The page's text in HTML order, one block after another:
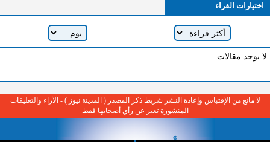
اختيارات القراء
لا يوجد مقالات
لا مانع من الإقتباس وإعادة النشر شريط ذكر المصدر ( المدينة نيوز ) - الآراء والتعليقات
المنشورة تعبر عن رأي أصحابها فقط